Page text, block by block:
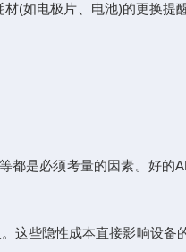
(如电极片、电池)的更换提
都是必须考量的因素。好的
这些隐性成本直接影响设备